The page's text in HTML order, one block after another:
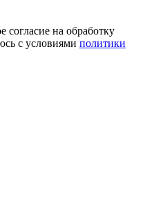
на обработку
с условиями политики